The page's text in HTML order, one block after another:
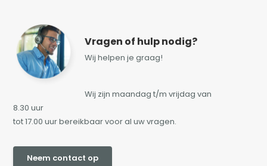
Vragen of hulp nodig?
Wij helpen je graag!
Wij zijn maandag t/m vrijdag van
8.30 uur
tot 17.00 uur bereikbaar voor al uw vragen.
Neem contact op